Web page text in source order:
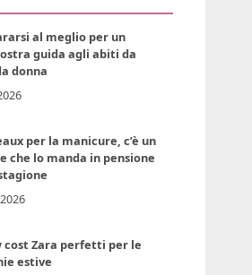
al meglio per un
guida agli abiti da
donna
per la manicure, c’è un
che lo manda in pensione
cost Zara perfetti per le
estive